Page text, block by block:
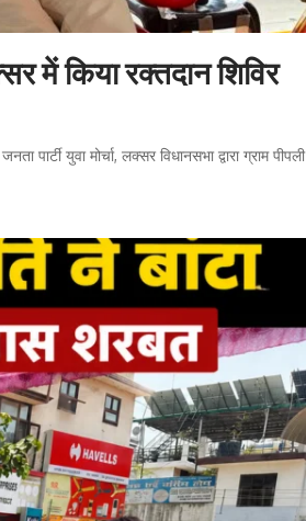
में किया रक्तदान शिविर
युवा मोर्चा, लक्सर विधानसभा द्वारा ग्राम पीपली